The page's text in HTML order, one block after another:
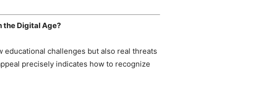
the Digital Age?
challenges but also real threats
precisely indicates how to recognize